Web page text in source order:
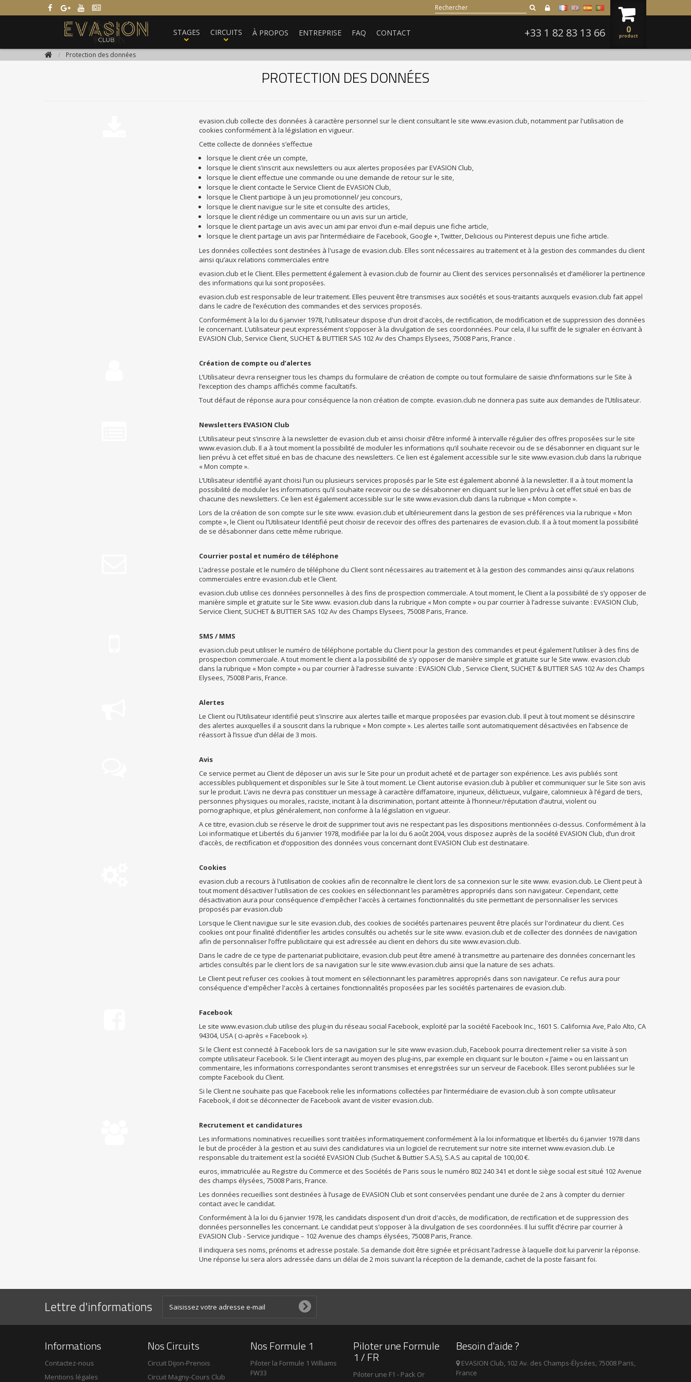
   
0
product
STAGES CIRCUITS À PROPOS ENTREPRISE FAQ CONTACT +33 1 82 83 13 66
/ Protection des données
PROTECTION DES DONNÉES
evasion.club collecte des données à caractère personnel sur le client consultant le site www.evasion.club, notamment par l'utilisation de
cookies conformément à la législation en vigueur.
Cette collecte de données s’effectue
lorsque le client crée un compte,
lorsque le client s’inscrit aux newsletters ou aux alertes proposées par EVASION Club,
lorsque le client effectue une commande ou une demande de retour sur le site,
lorsque le client contacte le Service Client de EVASION Club,
lorsque le Client participe à un jeu promotionnel/ jeu concours,
lorsque le client navigue sur le site et consulte des articles,
lorsque le client rédige un commentaire ou un avis sur un article,
lorsque le client partage un avis avec un ami par envoi d’un e-mail depuis une fiche article,
lorsque le client partage un avis par l’intermédiaire de Facebook, Google +, Twitter, Delicious ou Pinterest depuis une fiche article.
Les données collectées sont destinées à l'usage de evasion.club. Elles sont nécessaires au traitement et à la gestion des commandes du client
ainsi qu’aux relations commerciales entre
evasion.club et le Client. Elles permettent également à evasion.club de fournir au Client des services personnalisés et d’améliorer la pertinence
des informations qui lui sont proposées.
evasion.club est responsable de leur traitement. Elles peuvent être transmises aux sociétés et sous-traitants auxquels evasion.club fait appel
dans le cadre de l’exécution des commandes et des services proposés.
Conformément à la loi du 6 janvier 1978, l'utilisateur dispose d'un droit d'accès, de rectification, de modification et de suppression des données
le concernant. L’utilisateur peut expressément s’opposer à la divulgation de ses coordonnées. Pour cela, il lui suffit de le signaler en écrivant à
EVASION Club, Service Client, SUCHET & BUTTIER SAS 102 Av des Champs Elysees, 75008 Paris, France .
Création de compte ou d’alertes
L’Utilisateur devra renseigner tous les champs du formulaire de création de compte ou tout formulaire de saisie d’informations sur le Site à
l’exception des champs affichés comme facultatifs.
Tout défaut de réponse aura pour conséquence la non création de compte. evasion.club ne donnera pas suite aux demandes de l’Utilisateur.
Newsletters EVASION Club
L’Utilisateur peut s’inscrire à la newsletter de evasion.club et ainsi choisir d’être informé à intervalle régulier des offres proposées sur le site
www.evasion.club. Il a à tout moment la possibilité de moduler les informations qu’il souhaite recevoir ou de se désabonner en cliquant sur le
lien prévu à cet effet situé en bas de chacune des newsletters. Ce lien est également accessible sur le site www.evasion.club dans la rubrique
« Mon compte ».
L’Utilisateur identifié ayant choisi l’un ou plusieurs services proposés par le Site est également abonné à la newsletter. Il a à tout moment la
possibilité de moduler les informations qu’il souhaite recevoir ou de se désabonner en cliquant sur le lien prévu à cet effet situé en bas de
chacune des newsletters. Ce lien est également accessible sur le site www.evasion.club dans la rubrique « Mon compte ».
Lors de la création de son compte sur le site www. evasion.club et ultérieurement dans la gestion de ses préférences via la rubrique « Mon
compte », le Client ou l’Utilisateur Identifié peut choisir de recevoir des offres des partenaires de evasion.club. Il a à tout moment la possibilité
de se désabonner dans cette même rubrique.
Courrier postal et numéro de téléphone
L’adresse postale et le numéro de téléphone du Client sont nécessaires au traitement et à la gestion des commandes ainsi qu’aux relations
commerciales entre evasion.club et le Client.
evasion.club utilise ces données personnelles à des fins de prospection commerciale. A tout moment, le Client a la possibilité de s’y opposer de
manière simple et gratuite sur le Site www. evasion.club dans la rubrique « Mon compte » ou par courrier à l’adresse suivante : EVASION Club,
Service Client, SUCHET & BUTTIER SAS 102 Av des Champs Elysees, 75008 Paris, France.
SMS / MMS
evasion.club peut utiliser le numéro de téléphone portable du Client pour la gestion des commandes et peut également l’utiliser à des fins de
prospection commerciale. A tout moment le client a la possibilité de s’y opposer de manière simple et gratuite sur le Site www. evasion.club
dans la rubrique « Mon compte » ou par courrier à l’adresse suivante : EVASION Club , Service Client, SUCHET & BUTTIER SAS 102 Av des Champs
Elysees, 75008 Paris, France.
Alertes
Le Client ou l’Utilisateur identifié peut s’inscrire aux alertes taille et marque proposées par evasion.club. Il peut à tout moment se désinscrire
des alertes auxquelles il a souscrit dans la rubrique « Mon compte ». Les alertes taille sont automatiquement désactivées en l’absence de
réassort à l’issue d’un délai de 3 mois.
Avis
Ce service permet au Client de déposer un avis sur le Site pour un produit acheté et de partager son expérience. Les avis publiés sont
accessibles publiquement et disponibles sur le Site à tout moment. Le Client autorise evasion.club à publier et communiquer sur le Site son avis
sur le produit. L’avis ne devra pas constituer un message à caractère diffamatoire, injurieux, délictueux, vulgaire, calomnieux à l’égard de tiers,
personnes physiques ou morales, raciste, incitant à la discrimination, portant atteinte à l’honneur/réputation d’autrui, violent ou
pornographique, et plus généralement, non conforme à la législation en vigueur.
A ce titre, evasion.club se réserve le droit de supprimer tout avis ne respectant pas les dispositions mentionnées ci-dessus. Conformément à la
Loi informatique et Libertés du 6 janvier 1978, modifiée par la loi du 6 août 2004, vous disposez auprès de la société EVASION Club, d’un droit
d’accès, de rectification et d’opposition des données vous concernant dont EVASION Club est destinataire.
Cookies
evasion.club a recours à l'utilisation de cookies afin de reconnaître le client lors de sa connexion sur le site www. evasion.club. Le Client peut à
tout moment désactiver l'utilisation de ces cookies en sélectionnant les paramètres appropriés dans son navigateur. Cependant, cette
désactivation aura pour conséquence d'empêcher l'accès à certaines fonctionnalités du site permettant de personnaliser les services
proposés par evasion.club
Lorsque le Client navigue sur le site evasion.club, des cookies de sociétés partenaires peuvent être placés sur l'ordinateur du client. Ces
cookies ont pour finalité d’identifier les articles consultés ou achetés sur le site www. evasion.club et de collecter des données de navigation
afin de personnaliser l’offre publicitaire qui est adressée au client en dehors du site www.evasion.club.
Dans le cadre de ce type de partenariat publicitaire, evasion.club peut être amené à transmettre au partenaire des données concernant les
articles consultés par le client lors de sa navigation sur le site www.evasion.club ainsi que la nature de ses achats.
Le Client peut refuser ces cookies à tout moment en sélectionnant les paramètres appropriés dans son navigateur. Ce refus aura pour
conséquence d'empêcher l'accès à certaines fonctionnalités proposées par les sociétés partenaires de evasion.club.
Facebook
Le site www.evasion.club utilise des plug-in du réseau social Facebook, exploité par la société Facebook Inc., 1601 S. California Ave, Palo Alto, CA
94304, USA ( ci-après « Facebook »).
Si le Client est connecté à Facebook lors de sa navigation sur le site www evasion.club, Facebook pourra directement relier sa visite à son
compte utilisateur Facebook. Si le Client interagit au moyen des plug-ins, par exemple en cliquant sur le bouton « J’aime » ou en laissant un
commentaire, les informations correspondantes seront transmises et enregistrées sur un serveur de Facebook. Elles seront publiées sur le
compte Facebook du Client.
Si le Client ne souhaite pas que Facebook relie les informations collectées par l’intermédiaire de evasion.club à son compte utilisateur
Facebook, il doit se déconnecter de Facebook avant de visiter evasion.club.
Recrutement et candidatures
Les informations nominatives recueillies sont traitées informatiquement conformément à la loi informatique et libertés du 6 janvier 1978 dans
le but de procéder à la gestion et au suivi des candidatures via un logiciel de recrutement sur notre site internet www.evasion.club. Le
responsable du traitement est la société EVASION Club (Suchet & Buttier S.A.S), S.A.S au capital de 100,00 €.
euros, immatriculée au Registre du Commerce et des Sociétés de Paris sous le numéro 802 240 341 et dont le siège social est situé 102 Avenue
des champs élysées, 75008 Paris, France.
Les données recueillies sont destinées à l’usage de EVASION Club et sont conservées pendant une durée de 2 ans à compter du dernier
contact avec le candidat.
Conformément à la loi du 6 janvier 1978, les candidats disposent d'un droit d'accès, de modification, de rectification et de suppression des
données personnelles les concernant. Le candidat peut s’opposer à la divulgation de ses coordonnées. Il lui suffit d’écrire par courrier à
EVASION Club - Service juridique – 102 Avenue des champs élysées, 75008 Paris, France.
Il indiquera ses noms, prénoms et adresse postale. Sa demande doit être signée et précisant l’adresse à laquelle doit lui parvenir la réponse.
Une réponse lui sera alors adressée dans un délai de 2 mois suivant la réception de la demande, cachet de la poste faisant foi.
Lettre d'informations
Informations
Contactez-nous
Mentions légales
Nos Circuits
Circuit Dijon-Prenois
Circuit Magny-Cours Club
Nos Formule 1
Piloter la Formule 1 Williams
FW33
Piloter une Formule
1 / FR
Piloter une F1 - Pack Or
Besoin d'aide ?
EVASION Club, 102 Av. des Champs-Élysées, 75008 Paris,
France